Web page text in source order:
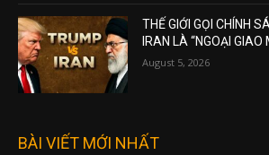
THẾ GIỚI GỌI CHÍNH
IRAN LÀ “NGOẠI GIAO
August 5, 2026
BÀI VIẾT MỚI NHẤT